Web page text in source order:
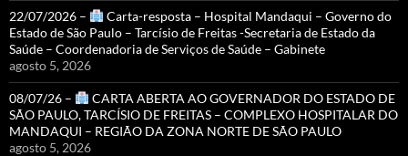
22/07/2026 –
Carta-resposta – Hospital Mandaqui – Governo do
Estado de São Paulo – Tarcísio de Freitas -Secretaria de Estado da
Saúde – Coordenadoria de Serviços de Saúde – Gabinete
agosto 5, 2026
08/07/26 –
CARTA ABERTA AO GOVERNADOR DO ESTADO DE
SÃO PAULO, TARCÍSIO DE FREITAS – COMPLEXO HOSPITALAR DO
MANDAQUI – REGIÃO DA ZONA NORTE DE SÃO PAULO
agosto 5, 2026